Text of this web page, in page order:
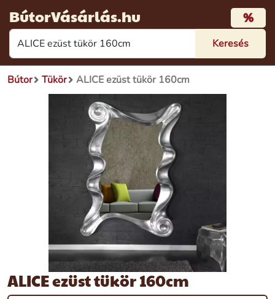
BútorVásárlás.hu %
Bútor Tükör ALICE ezüst tükör 160cm
ALICE ezüst tükör 160cm